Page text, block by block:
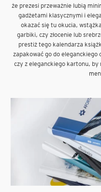
że prezesi przeważnie lubią
gadżetami klasycznymi i
okazać się tu okucia,
garbiki, czy złocenie lub
prestiż tego kalendarza
zapakować go do eleganckiego
czy z eleganckiego kartonu, by